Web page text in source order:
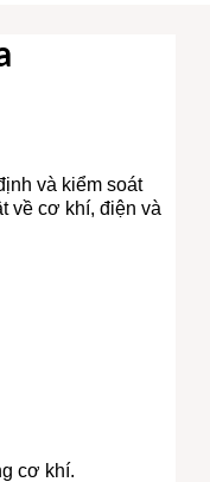
và kiểm soát
về cơ khí, điện và
cơ khí.